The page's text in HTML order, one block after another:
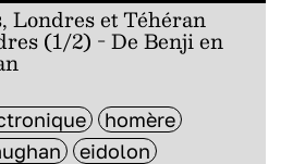
Londres et Téhéran
(1/2) - De Benji en
homère
eidolon